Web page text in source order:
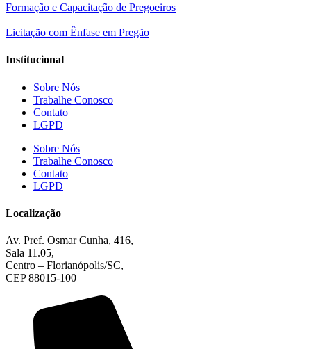
Formação e Capacitação de Pregoeiros
Licitação com Ênfase em Pregão
Institucional
Sobre Nós
Trabalhe Conosco
Contato
LGPD
Sobre Nós
Trabalhe Conosco
Contato
LGPD
Localização
Av. Pref. Osmar Cunha, 416,
Sala 11.05,
Centro – Florianópolis/SC,
CEP 88015-100